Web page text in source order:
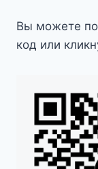
Вы можете
код или